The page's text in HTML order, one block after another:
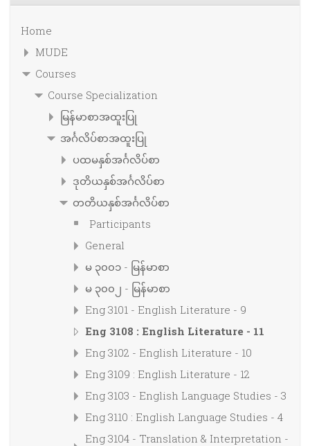
Home
MUDE
Courses
Course Specialization
မြန်မာစာအထူးပြု
အင်္ဂလိပ်စာအထူးပြု
ပထမနှစ်အင်္ဂလိပ်စာ
ဒုတိယနှစ်အင်္ဂလိပ်စာ
တတိယနှစ်အင်္ဂလိပ်စာ
Participants
General
မ ၃၀၀၁ - မြန်မာစာ
မ ၃၀၀၂ - မြန်မာစာ
Eng 3101 - English Literature - 9
Eng 3108 : English Literature - 11
Eng 3102 - English Literature - 10
Eng 3109 : English Literature - 12
Eng 3103 - English Language Studies - 3
Eng 3110 : English Language Studies - 4
Eng 3104 - Translation & Interpretation -